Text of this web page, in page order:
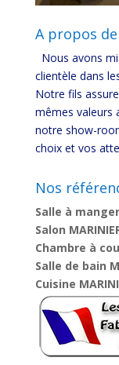
A propos
Nous avons
clientèle dans
Notre fils
mêmes valeurs
notre show-
choix et vos
Nos
Salle à manger
Salon
Chambre à
Salle de bain
Cuisine